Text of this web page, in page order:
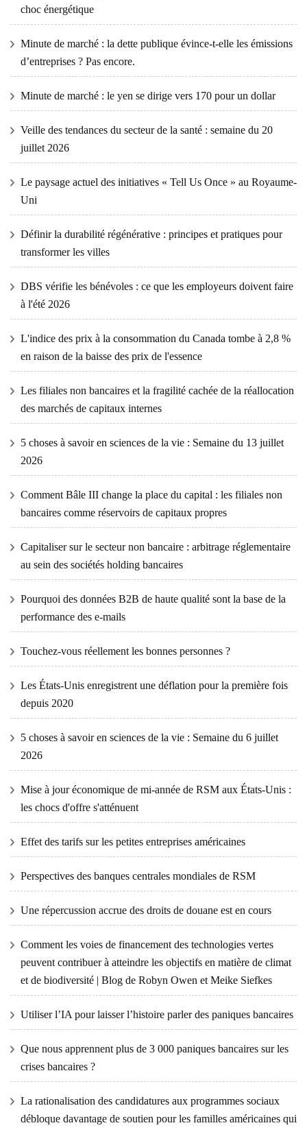
choc énergétique
Minute de marché : la dette publique évince-t-elle les émissions
d’entreprises ? Pas encore.
Minute de marché : le yen se dirige vers 170 pour un dollar
Veille des tendances du secteur de la santé : semaine du 20
juillet 2026
Le paysage actuel des initiatives « Tell Us Once » au Royaume-
Uni
Définir la durabilité régénérative : principes et pratiques pour
transformer les villes
DBS vérifie les bénévoles : ce que les employeurs doivent faire
à l'été 2026
L'indice des prix à la consommation du Canada tombe à 2,8 %
en raison de la baisse des prix de l'essence
Les filiales non bancaires et la fragilité cachée de la réallocation
des marchés de capitaux internes
5 choses à savoir en sciences de la vie : Semaine du 13 juillet
2026
Comment Bâle III change la place du capital : les filiales non
bancaires comme réservoirs de capitaux propres
Capitaliser sur le secteur non bancaire : arbitrage réglementaire
au sein des sociétés holding bancaires
Pourquoi des données B2B de haute qualité sont la base de la
performance des e-mails
Touchez-vous réellement les bonnes personnes ?
Les États-Unis enregistrent une déflation pour la première fois
depuis 2020
5 choses à savoir en sciences de la vie : Semaine du 6 juillet
2026
Mise à jour économique de mi-année de RSM aux États-Unis :
les chocs d'offre s'atténuent
Effet des tarifs sur les petites entreprises américaines
Perspectives des banques centrales mondiales de RSM
Une répercussion accrue des droits de douane est en cours
Comment les voies de financement des technologies vertes
peuvent contribuer à atteindre les objectifs en matière de climat
et de biodiversité | Blog de Robyn Owen et Meike Siefkes
Utiliser l’IA pour laisser l’histoire parler des paniques bancaires
Que nous apprennent plus de 3 000 paniques bancaires sur les
crises bancaires ?
La rationalisation des candidatures aux programmes sociaux
débloque davantage de soutien pour les familles américaines qui